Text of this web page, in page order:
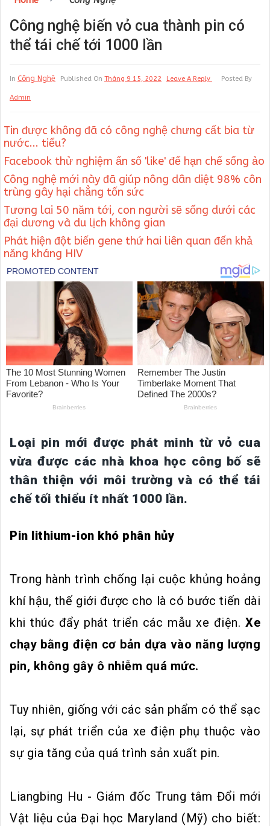
Công nghệ biến vỏ cua thành pin có
thể tái chế tới 1000 lần
In Công Nghệ Published On Tháng 9 15, 2022 Leave A Reply Posted By
Admin
Tin được không đã có công nghệ chưng cất bia từ
nước... tiểu?
Facebook thử nghiệm ẩn số 'like' để hạn chế sống ảo
Công nghệ mới này đã giúp nông dân diệt 98% côn
trùng gây hại chẳng tốn sức
Tương lai 50 năm tới, con người sẽ sống dưới các
đại dương và du lịch không gian
Phát hiện đột biến gene thứ hai liên quan đến khả
năng kháng HIV
Loại pin mới được phát minh từ vỏ cua
vừa được các nhà khoa học công bố sẽ
thân thiện với môi trường và có thể tái
chế tối thiểu ít nhất 1000 lần.
Pin lithium-ion khó phân hủy
Trong hành trình chống lại cuộc khủng hoảng
khí hậu, thế giới được cho là có bước tiến dài
khi thúc đẩy phát triển các mẫu xe điện. Xe
chạy bằng điện cơ bản dựa vào năng lượng
pin, không gây ô nhiễm quá mức.
Tuy nhiên, giống với các sản phẩm có thể sạc
lại, sự phát triển của xe điện phụ thuộc vào
sự gia tăng của quá trình sản xuất pin.
Liangbing Hu - Giám đốc Trung tâm Đổi mới
Vật liệu của Đại học Maryland (Mỹ) cho biết: